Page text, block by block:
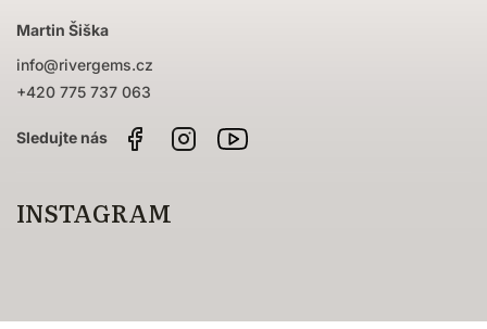
Martin Šiška
info@rivergems.cz
+420 775 737 063
FacebookInstagram
INSTAGRAM